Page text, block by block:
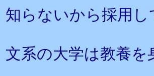
知らないから採用
文系の大学は教養